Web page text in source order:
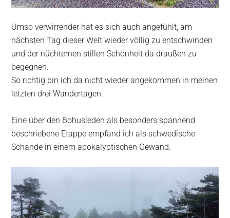
Umso verwirrender hat es sich auch angefühlt, am
nächsten Tag dieser Welt wieder völlig zu entschwinden
und der nüchternen stillen Schönheit da draußen zu
begegnen.
So richtig bin ich da nicht wieder angekommen in meinen
letzten drei Wandertagen.
Eine über den Bohusleden als besonders spannend
beschriebene Etappe empfand ich als schwedische
Schande in einem apokalyptischen Gewand.